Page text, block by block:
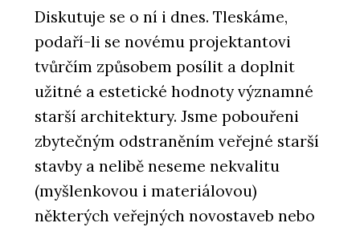
Diskutuje se o ní i dnes. Tleskáme,
podaří-li se novému projektantovi
tvůrčím způsobem posílit a doplnit
užitné a estetické hodnoty významné
starší architektury. Jsme pobouřeni
zbytečným odstraněním veřejné starší
stavby a nelibě neseme nekvalitu
(myšlenkovou i materiálovou)
některých veřejných novostaveb nebo